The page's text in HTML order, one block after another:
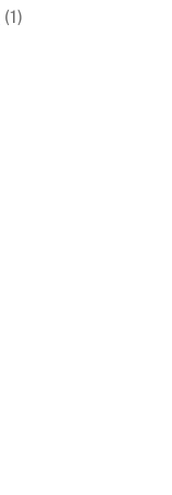
(1)